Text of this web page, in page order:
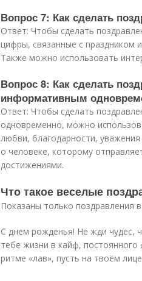
Вопрос 7: Как сделать
Ответ: Чтобы сделать
цифры, связанные с праздником
Также можно использовать
Вопрос 8: Как сделать
информативным
Ответ: Чтобы сделать
одновременно, можно
любви, благодарности,
о человеке, которому
достижениями.
Что такое веселые
Показаны только поздравления
С днем рожденья! Не жди чудес,
тебе жизни в кайф, постоянного
ритме «лав», пусть на твоём